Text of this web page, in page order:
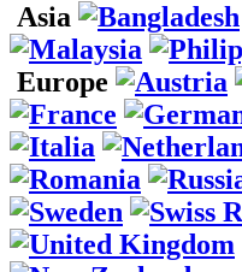
Asia
Europe